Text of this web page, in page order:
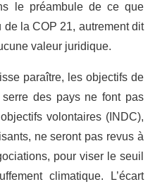
le préambule de ce que
la COP 21, autrement dit
valeur juridique.
paraître, les objectifs de
des pays ne font pas
volontaires (INDC),
ne seront pas revus à
pour viser le seuil
climatique. L’écart